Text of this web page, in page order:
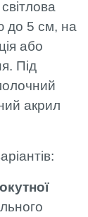
до 5 см, на
або
Під
акрил